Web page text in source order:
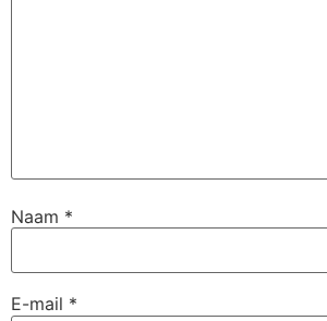
Naam *
E-mail *